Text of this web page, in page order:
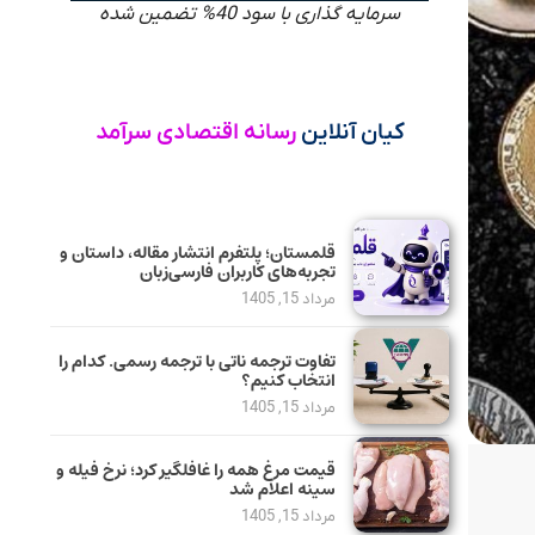
سرمایه گذاری با سود 40% تضمین شده
کیان آنلاین رسانه اقتصادی سرآمد
قلمستان؛ پلتفرم انتشار مقاله، داستان و
تجربه‌های کاربران فارسی‌زبان
مرداد 15, 1405
تفاوت ترجمه ناتی با ترجمه رسمی. کدام را
انتخاب کنیم؟
مرداد 15, 1405
قیمت مرغ همه را غافلگیر کرد؛ نرخ فیله و
سینه اعلام شد
مرداد 15, 1405